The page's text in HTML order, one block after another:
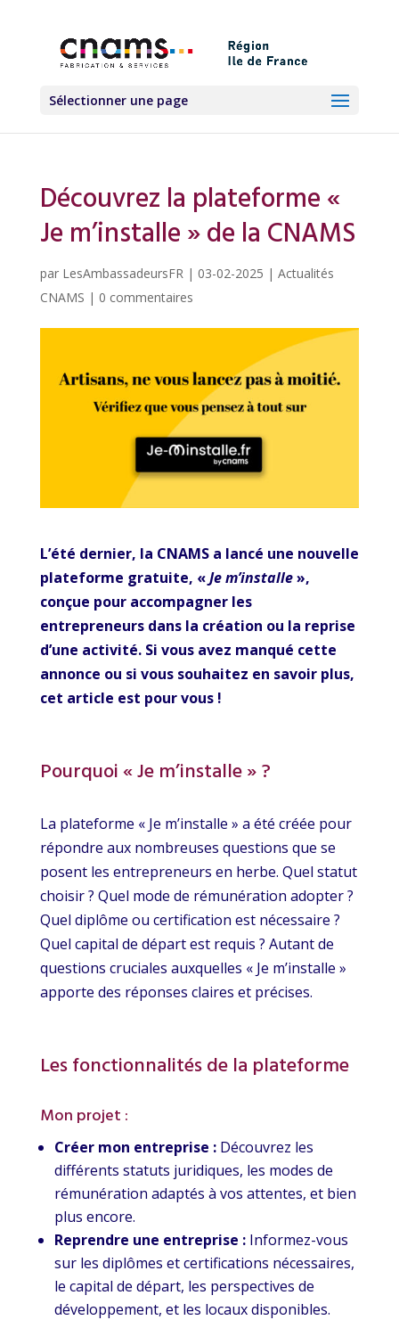
Sélectionner une page
Découvrez la plateforme «
Je m’installe » de la CNAMS
par LesAmbassadeursFR| 03-02-2025 | Actualités
CNAMS | 0 commentaires
L’été dernier, la CNAMS a lancé une nouvelle
plateforme gratuite, «Je m’installe»,
conçue pour accompagner les
entrepreneurs dans la création ou la reprise
d’une activité. Si vous avez manqué cette
annonce ou si vous souhaitez en savoir plus,
cet article est pour vous !
Pourquoi « Je m’installe » ?
La plateforme « Je m’installe » a été créée pour
répondre aux nombreuses questions que se
posent les entrepreneurs en herbe. Quel statut
choisir ? Quel mode de rémunération adopter ?
Quel diplôme ou certification est nécessaire ?
Quel capital de départ est requis ? Autant de
questions cruciales auxquelles « Je m’installe »
apporte des réponses claires et précises.
Les fonctionnalités de la plateforme
Mon projet :
Créer mon entreprise :Découvrez les
différents statuts juridiques, les modes de
rémunération adaptés à vos attentes, et bien
plus encore.
Reprendre une entreprise :Informez-vous
sur les diplômes et certifications nécessaires,
le capital de départ, les perspectives de
développement, et les locaux disponibles.